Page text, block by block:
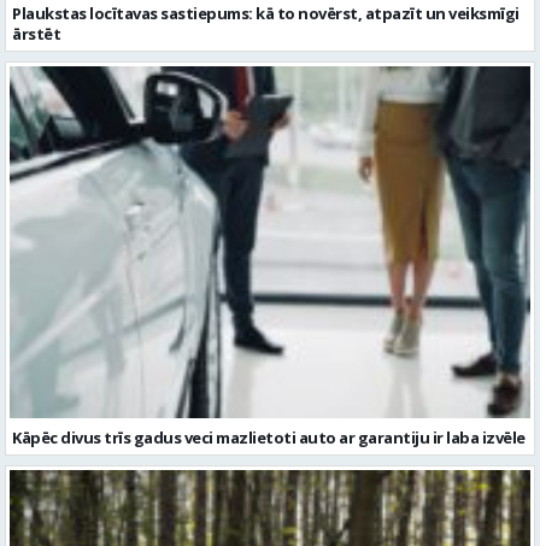
Plaukstas locītavas sastiepums: kā to novērst, atpazīt un veiksmīgi
ārstēt
Kāpēc divus trīs gadus veci mazlietoti auto ar garantiju ir laba izvēle